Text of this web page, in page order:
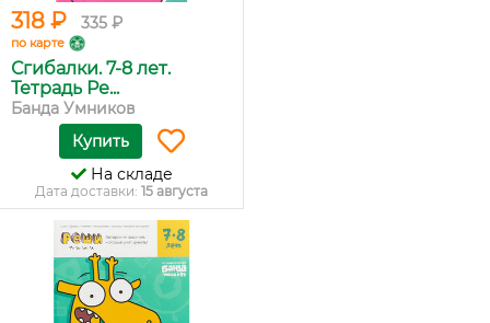
318 ₽ 335 ₽
по карте
Сгибалки. 7-8 лет.
Тетрадь Ре...
Банда Умников
Купить
На складе
Дата доставки: 15 августа